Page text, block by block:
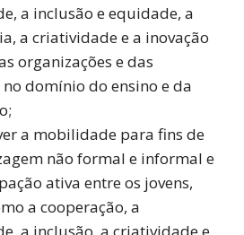
a inclusão e equidade, a
a criatividade e a inovação
organizações e das
domínio do ensino e da
a mobilidade para fins de
não formal e informal e
ativa entre os jovens,
a cooperação, a
a inclusão, a criatividade e